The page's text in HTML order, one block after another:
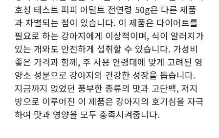
호성 테스트 퍼피 어덜트 전연령 50g은 다른 제품
과 차별되는 점이 있습니다. 이 제품은 다이어트를
필요로 하는 강아지에게 이상적이며, 식이 알러지가
있는 개와도 안전하게 섭취할 수 있습니다. 가성비
좋은 가격과 함께, 주 사용 연령대에 맞게 고려된 영
양소 성분으로 강아지의 건강한 성장을 돕습니다.
지금까지 없었던 풍부한 종류의 맛과 고단백, 저지
방으로 이루어진 이 제품은 강아지의 호기심을 자극
하여 맛과 영양을 모두 충족시켜줍니다.